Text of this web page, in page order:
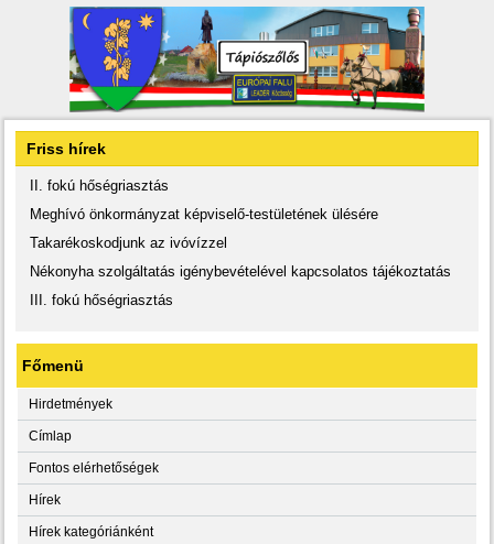
Friss hírek
II. fokú hőségriasztás
Meghívó önkormányzat képviselő-testületének ülésére
Takarékoskodjunk az ivóvízzel
Nékonyha szolgáltatás igénybevételével kapcsolatos tájékoztatás
III. fokú hőségriasztás
Főmenü
Hirdetmények
Címlap
Fontos elérhetőségek
Hírek
Hírek kategóriánként